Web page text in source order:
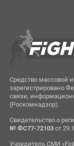
Средство массовой
зарегистрировано
связи,
(Роскомнадзор).
Свидетельство о
№ ФС77-72103от
Учредитель СМИ